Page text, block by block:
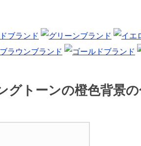
グトーンの橙色背景